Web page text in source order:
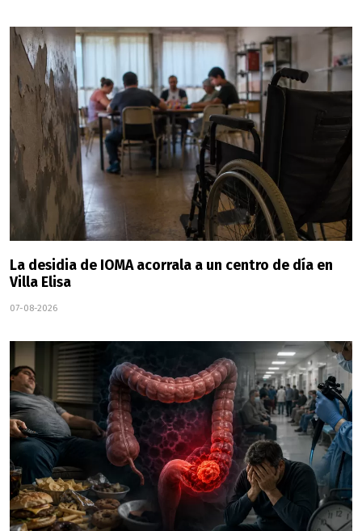
La desidia de IOMA acorrala a un centro de día en
Villa Elisa
07-08-2026